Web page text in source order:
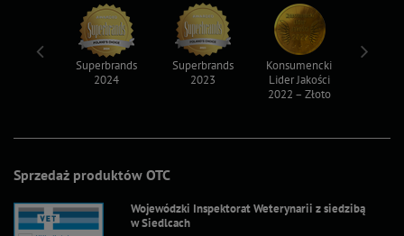
Sprzedaż produktów OTC
Wojewódzki Inspektorat Weterynarii z siedzibą
w Siedlcach
Superbrands
2024
Superbrands
2023
Konsumencki
Lider Jakości
2022 – Złoto